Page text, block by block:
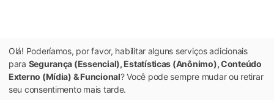
Olá! Poderíamos, por favor, habilitar alguns serviços adicionais
para Segurança (Essencial), Estatísticas (Anônimo), Conteúdo
Externo (Mídia) & Funcional? Você pode sempre mudar ou retirar
seu consentimento mais tarde.